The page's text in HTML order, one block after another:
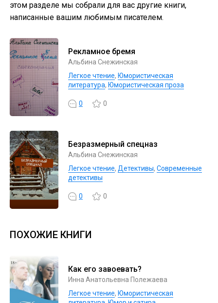
этом разделе мы собрали для вас другие книги,
написанные вашим любимым писателем.
Рекламное бремя
Альбина Снежинская
Легкое чтение, Юмористическая
литература, Юмористическая проза
0 0
Безразмерный спецназ
Альбина Снежинская
Легкое чтение, Детективы, Современные
детективы
0 0
ПОХОЖИЕ КНИГИ
Как его завоевать?
Инна Анатольевна Полежаева
Легкое чтение, Юмористическая